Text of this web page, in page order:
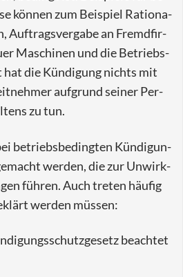
kön­nen zum Bei­spiel Ra­tio­na­
Auf­trags­ver­ga­be an Fremd­fir­
Ma­schi­nen und die Be­triebs­
die Kün­di­gung nichts mit
auf­grund sei­ner Per­
zu tun.
be­triebs­be­ding­ten Kün­di­gun­
wer­den, die zur Un­wirk­
füh­ren. Auch tre­ten häu­fig
wer­den müs­sen:
be­ach­tet